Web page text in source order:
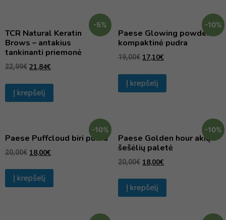
-5%
TCR Natural Keratin
Brows – antakius
tankinanti priemonė
22,99€ 21,84€
Į krepšelį
-10%
Paese Glowing powder
kompaktinė pudra
19,00€ 17,10€
Į krepšelį
-10%
Paese Puffcloud biri pudra
20,00€ 18,00€
Į krepšelį
-10%
Paese Golden hour akių
šešėlių paletė
20,00€ 18,00€
Į krepšelį